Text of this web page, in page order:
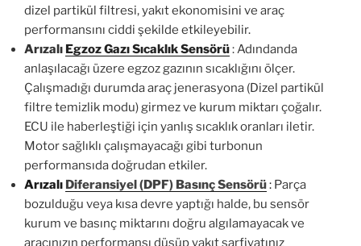
dizel partikül filtresi, yakıt ekonomisini ve araç
performansını ciddi şekilde etkileyebilir.
Arızalı Egzoz Gazı Sıcaklık Sensörü: Adındanda
anlaşılacağı üzere egzoz gazının sıcaklığını ölçer.
Çalışmadığı durumda araç jenerasyona (Dizel partikül
filtre temizlik modu) girmez ve kurum miktarı çoğalır.
ECU ile haberleştiği için yanlış sıcaklık oranları iletir.
Motor sağlıklı çalışmayacağı gibi turbonun
performansıda doğrudan etkiler.
Arızalı Diferansiyel (DPF) Basınç Sensörü: Parça
bozulduğu veya kısa devre yaptığı halde, bu sensör
kurum ve basınç miktarını doğru algılamayacak ve
aracınızın performansı düşüp yakıt sarfiyatınız